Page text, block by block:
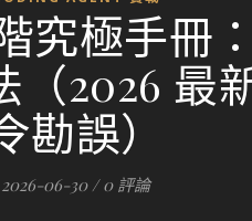
究極手冊
（2026 最
勘誤）
2026-06-30 / 0 評論